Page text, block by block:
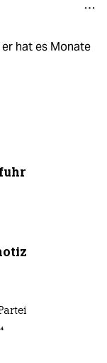
hat es Monate